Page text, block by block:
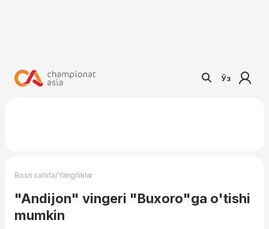
Ўз
Bosh sahifa/Yangiliklar
"Andijon" vingeri "Buxoro"ga o'tishi
mumkin